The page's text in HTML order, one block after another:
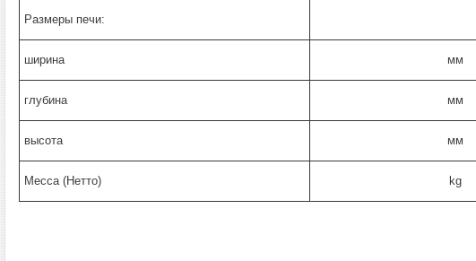
Размеры печи:
ширина мм
глубина мм
высота мм
Месса (Нетто) kg